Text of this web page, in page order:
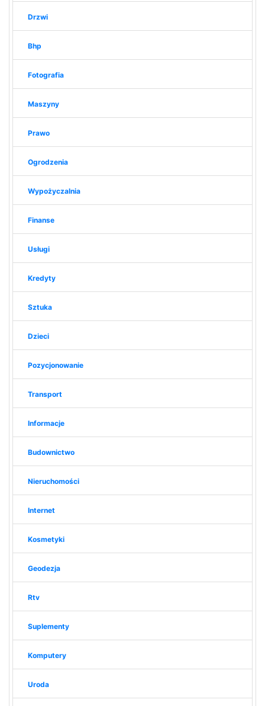
Drzwi
Bhp
Fotografia
Maszyny
Prawo
Ogrodzenia
Wypożyczalnia
Finanse
Usługi
Kredyty
Sztuka
Dzieci
Pozycjonowanie
Transport
Informacje
Budownictwo
Nieruchomości
Internet
Kosmetyki
Geodezja
Rtv
Suplementy
Komputery
Uroda